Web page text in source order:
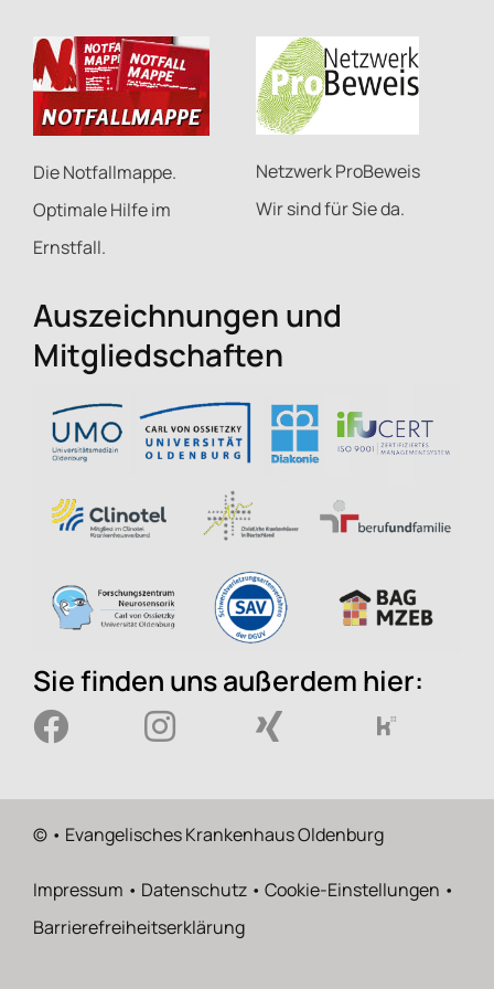
Die Notfallmappe.
Optimale Hilfe im
Ernstfall.
Netzwerk ProBeweis
Wir sind für Sie da.
Auszeichnungen und
Mitgliedschaften
Sie finden uns außerdem hier:
© • Evangelisches Krankenhaus Oldenburg
Impressum • Datenschutz• Cookie-Einstellungen •
Barrierefreiheitserklärung